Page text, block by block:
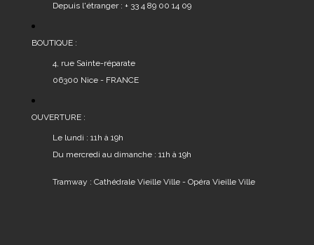
Depuis l'étranger : + 33 4 89 00 14 09
BOUTIQUE :
4, rue Sainte-réparate
06300 Nice - FRANCE
OUVERTURE :
Le lundi : 11h à 19h
Du mercredi au dimanche : 11h à 19h
Tramway : Cathédrale Vieille Ville - Opéra Vieille Ville